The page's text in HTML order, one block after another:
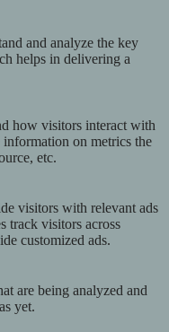
and analyze the key
helps in delivering a
how visitors interact with
on metrics the
etc.
visitors with relevant ads
track visitors across
customized ads.
are being analyzed and
yet.